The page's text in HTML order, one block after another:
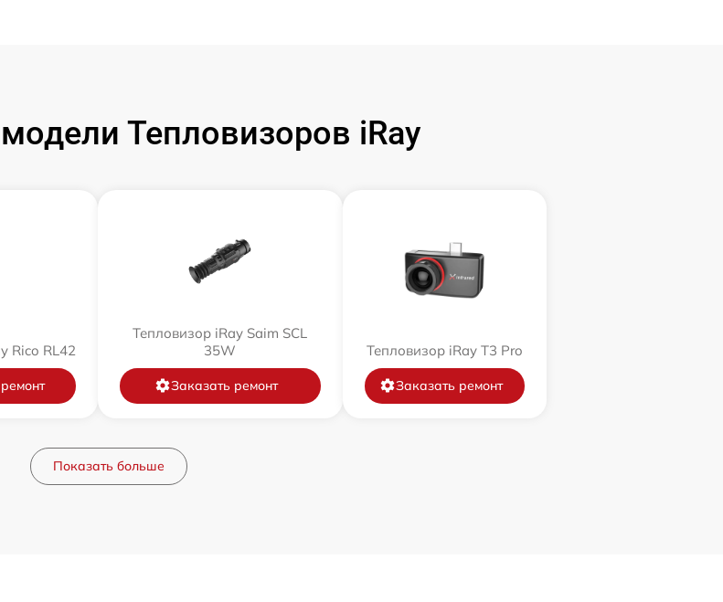
Тепловизоров iRay
Rico RL42
Тепловизор iRay Saim SCL
35W
Заказать ремонт
Тепловизор iRay T3 Pro
Заказать ремонт
Показать больше